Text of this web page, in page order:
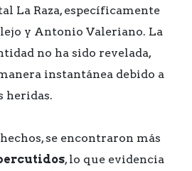
La Raza, específicamente
y Antonio Valeriano. La
no ha sido revelada,
instantánea debido a
heridas.
se encontraron más
, lo que evidencia